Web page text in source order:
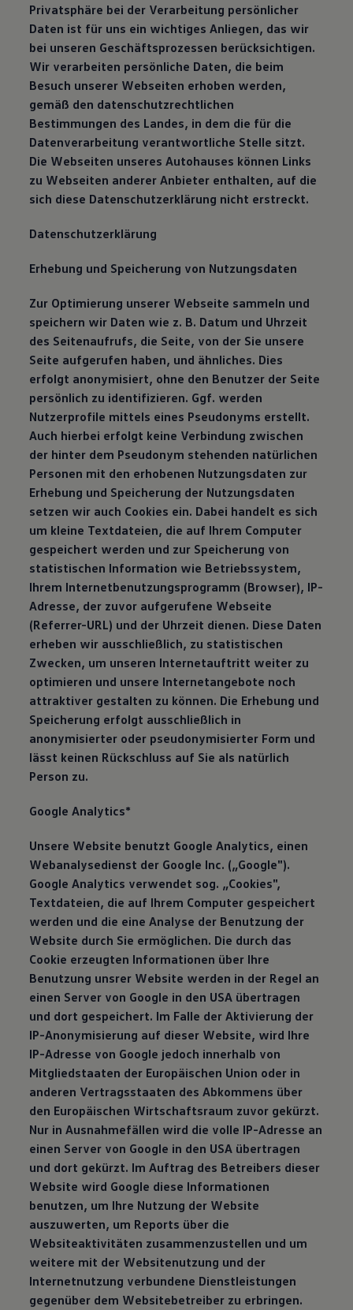
Privatsphäre bei der Verarbeitung persönlicher
Daten ist für uns ein wichtiges Anliegen, das wir
bei unseren Geschäftsprozessen berücksichtigen.
Wir verarbeiten persönliche Daten, die beim
Besuch unserer Webseiten erhoben werden,
gemäß den datenschutzrechtlichen
Bestimmungen des Landes, in dem die für die
Datenverarbeitung verantwortliche Stelle sitzt.
Die Webseiten unseres Autohauses können Links
zu Webseiten anderer Anbieter enthalten, auf die
sich diese Datenschutzerklärung nicht erstreckt.
Datenschutzerklärung
Erhebung und Speicherung von Nutzungsdaten
Zur Optimierung unserer Webseite sammeln und
speichern wir Daten wie z. B. Datum und Uhrzeit
des Seitenaufrufs, die Seite, von der Sie unsere
Seite aufgerufen haben, und ähnliches. Dies
erfolgt anonymisiert, ohne den Benutzer der Seite
persönlich zu identifizieren. Ggf. werden
Nutzerprofile mittels eines Pseudonyms erstellt.
Auch hierbei erfolgt keine Verbindung zwischen
der hinter dem Pseudonym stehenden natürlichen
Personen mit den erhobenen Nutzungsdaten zur
Erhebung und Speicherung der Nutzungsdaten
setzen wir auch Cookies ein. Dabei handelt es sich
um kleine Textdateien, die auf Ihrem Computer
gespeichert werden und zur Speicherung von
statistischen Information wie Betriebssystem,
Ihrem Internetbenutzungsprogramm (Browser), IP-
Adresse, der zuvor aufgerufene Webseite
(Referrer-URL) und der Uhrzeit dienen. Diese Daten
erheben wir ausschließlich, zu statistischen
Zwecken, um unseren Internetauftritt weiter zu
optimieren und unsere Internetangebote noch
attraktiver gestalten zu können. Die Erhebung und
Speicherung erfolgt ausschließlich in
anonymisierter oder pseudonymisierter Form und
lässt keinen Rückschluss auf Sie als natürlich
Person zu.
Google Analytics*
Unsere Website benutzt Google Analytics, einen
Webanalysedienst der Google Inc. („Google").
Google Analytics verwendet sog. „Cookies",
Textdateien, die auf Ihrem Computer gespeichert
werden und die eine Analyse der Benutzung der
Website durch Sie ermöglichen. Die durch das
Cookie erzeugten Informationen über Ihre
Benutzung unsrer Website werden in der Regel an
einen Server von Google in den USA übertragen
und dort gespeichert. Im Falle der Aktivierung der
IP-Anonymisierung auf dieser Website, wird Ihre
IP-Adresse von Google jedoch innerhalb von
Mitgliedstaaten der Europäischen Union oder in
anderen Vertragsstaaten des Abkommens über
den Europäischen Wirtschaftsraum zuvor gekürzt.
Nur in Ausnahmefällen wird die volle IP-Adresse an
einen Server von Google in den USA übertragen
und dort gekürzt. Im Auftrag des Betreibers dieser
Website wird Google diese Informationen
benutzen, um Ihre Nutzung der Website
auszuwerten, um Reports über die
Websiteaktivitäten zusammenzustellen und um
weitere mit der Websitenutzung und der
Internetnutzung verbundene Dienstleistungen
gegenüber dem Websitebetreiber zu erbringen.